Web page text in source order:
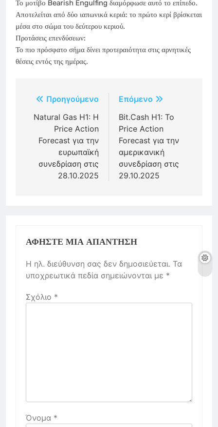
Το μοτίβο Bearish Engulfing διαμόρφωσε αυτό το επίπεδο.
Αποτελείται από δύο ιαπωνικά κεριά: το πρώτο κερί βρίσκεται
μέσα στο σώμα του δεύτερου κεριού.
Προτάσεις επενδύσεων:
Το πιο πρόσφατο σήμα δίνει προτεραιότητα στις αρνητικές
θέσεις εντός της ημέρας.
Πλοήγηση
άρθρων
Προηγούμενο
Natural Gas H1: Η
Price Action
Forecast για την
ευρωπαϊκή
συνεδρίαση στις
28.10.2025
Επόμενο
Bit.Cash H1: Το
Price Action
Forecast για την
αμερικανική
συνεδρίαση στις
29.10.2025
ΑΦΉΣΤΕ ΜΙΑ ΑΠΆΝΤΗΣΗ
Η ηλ. διεύθυνση σας δεν δημοσιεύεται. Τα
υποχρεωτικά πεδία σημειώνονται με *
Σχόλιο *
Όνομα *